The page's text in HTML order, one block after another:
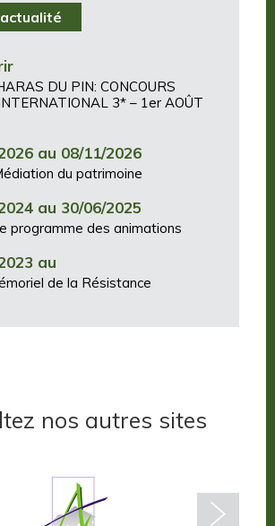
DU PIN: CONCOURS
3* – 1er AOÛT
au 08/11/2026
du patrimoine
au 30/06/2025
programme des animations
au
de la Résistance
nos autres sites